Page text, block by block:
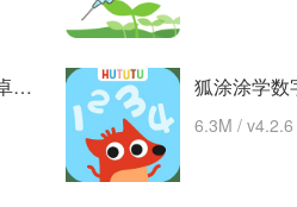
孕橙客户端 安卓下载
6.3M / v4.2.6